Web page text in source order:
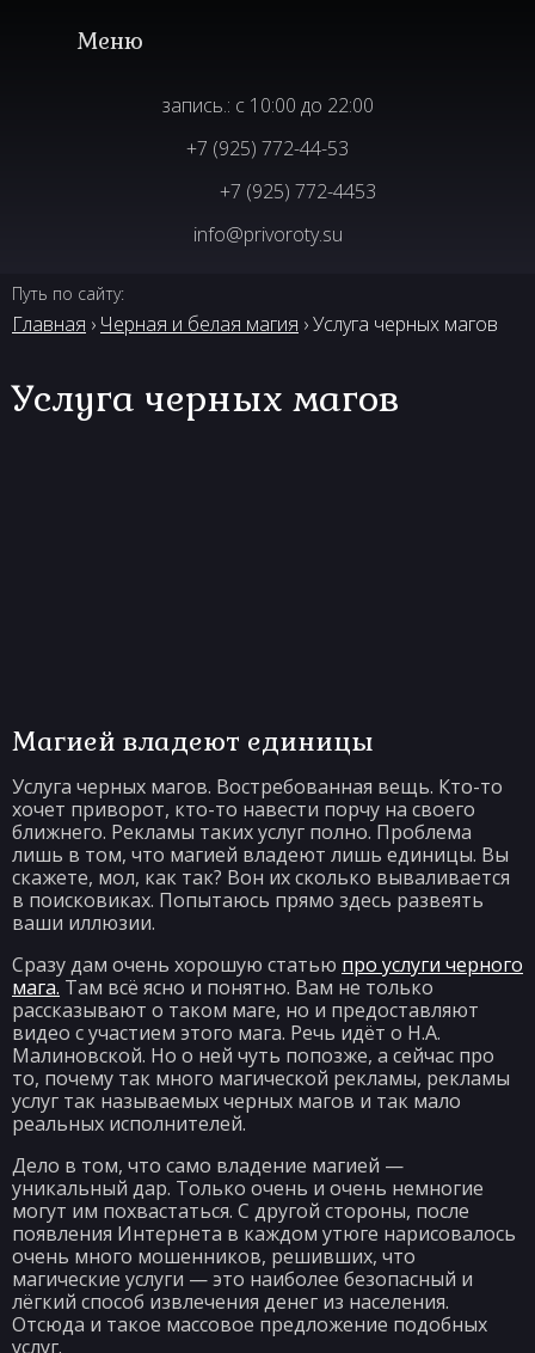
запись.: с 10:00 до 22:00
+7 (925) 772-44-53
+7 (925) 772-4453
info@privoroty.su
Путь по сайту:
Главная › Черная и белая магия › Услуга черных магов
Услуга черных магов
Магией владеют единицы
Услуга черных магов. Востребованная вещь. Кто-то
хочет приворот, кто-то навести порчу на своего
ближнего. Рекламы таких услуг полно. Проблема
лишь в том, что магией владеют лишь единицы. Вы
скажете, мол, как так? Вон их сколько вываливается
в поисковиках. Попытаюсь прямо здесь развеять
ваши иллюзии.
Сразу дам очень хорошую статью про услуги черного
мага. Там всё ясно и понятно. Вам не только
рассказывают о таком маге, но и предоставляют
видео с участием этого мага. Речь идёт о Н.А.
Малиновской. Но о ней чуть попозже, а сейчас про
то, почему так много магической рекламы, рекламы
услуг так называемых черных магов и так мало
реальных исполнителей.
Дело в том, что само владение магией —
уникальный дар. Только очень и очень немногие
могут им похвастаться. С другой стороны, после
появления Интернета в каждом утюге нарисовалось
очень много мошенников, решивших, что
магические услуги — это наиболее безопасный и
лёгкий способ извлечения денег из населения.
Отсюда и такое массовое предложение подобных
услуг.